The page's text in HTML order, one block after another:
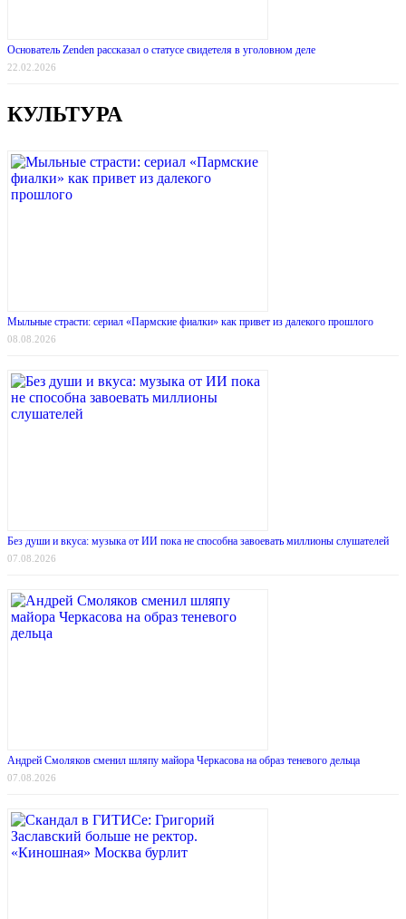
Основатель Zenden рассказал о статусе свидетеля в уголовном деле
22.02.2026
КУЛЬТУРА
Мыльные страсти: сериал «Пармские фиалки» как привет из далекого прошлого
08.08.2026
Без души и вкуса: музыка от ИИ пока не способна завоевать миллионы слушателей
07.08.2026
Андрей Смоляков сменил шляпу майора Черкасова на образ теневого дельца
07.08.2026